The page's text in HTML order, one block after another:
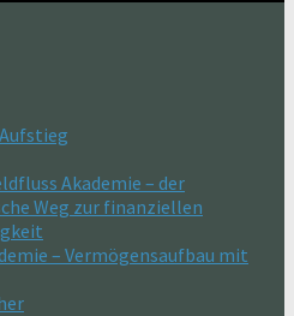
Akademie – der
Weg zur finanziellen
– Vermögensaufbau mit